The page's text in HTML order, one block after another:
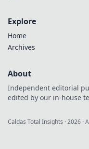
Explore
Home
Archives
About
Independent editorial
edited by our in-house
Caldas Total Insights ·2026 ·